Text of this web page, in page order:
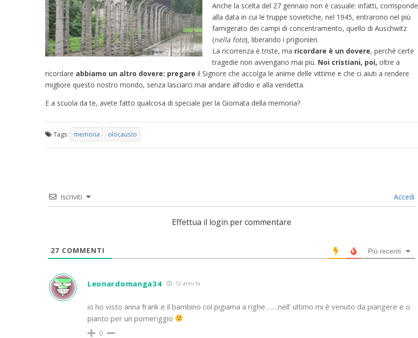
Anche la scelta del 27 gennaio non è casuale: infatti, corrisponde
alla data in cui le truppe sovietiche, nel 1945, entrarono nel più
famigerato dei campi di concentramento, quello di Auschwitz
(nella foto), liberando i prigionieri.
La ricorrenza è triste, ma ricordare è un dovere, perché certe
tragedie non avvengano mai più. Noi cristiani, poi, oltre a
ricordare abbiamo un altro dovere: pregare il Signore che accolga le anime delle vittime e che ci aiuti a rendere
migliore questo nostro mondo, senza lasciarci mai andare all’odio e alla vendetta.
E a scuola da te, avete fatto qualcosa di speciale per la Giornata della memoria?
Tags: memoria olocausto
Iscriviti Accedi
Effettua il login per commentare
27 COMMENTI Più recenti
Leonardomanga34 12 anni fa
io ho visto anna frank e il bambino col pigiama a righe ……nell’ ultimo mi è venuto da piangere e o
pianto per un pomeriggio
0